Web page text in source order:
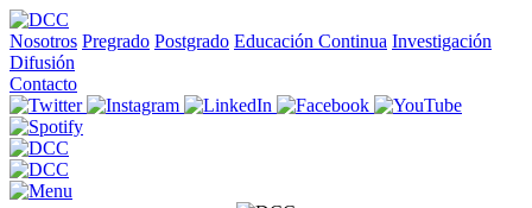
Nosotros Pregrado Postgrado Educación Continua Investigación
Difusión
Contacto